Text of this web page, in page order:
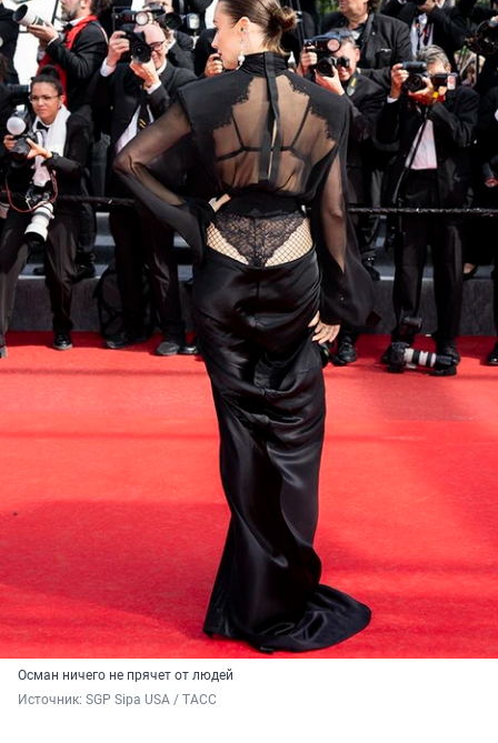
Осман ничего не прячет от людей
Источник: SGP Sipa USA / ТАСС